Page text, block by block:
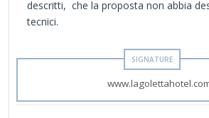
descritti, che la proposta non abbia
tecnici.